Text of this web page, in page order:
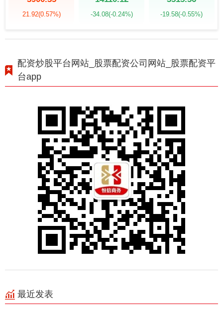
21.92(0.57%) -34.08(-0.24%) -19.58(-0.55%)
配资炒股平台网站_股票配资公司网站_股票配资平
台app
最近发表